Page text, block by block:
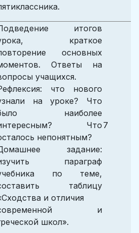
итогов
краткое
основных
Ответы на
учащихся.
что нового
на уроке? Что
наиболее
Что
непонятным?
задание:
параграф
по теме,
таблицу
и отличия
и
школ».
7